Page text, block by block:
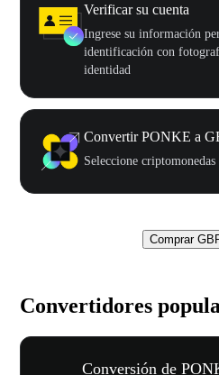
Verificar su cuenta
Ingrese su información
identificación con
identidad
Convertir PONKE a
Seleccione
Comprar
Convertidores
Conversión de